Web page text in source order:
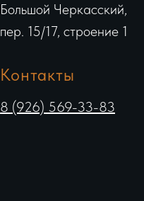
Большой Черкасский,
пер. 15/17, строение 1
Контакты
8 (926) 569-33-83